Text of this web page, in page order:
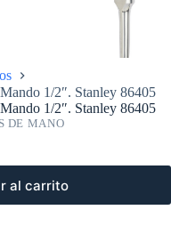
1/2″. Stanley 86405
1/2″. Stanley 86405
DE MANO
al carrito